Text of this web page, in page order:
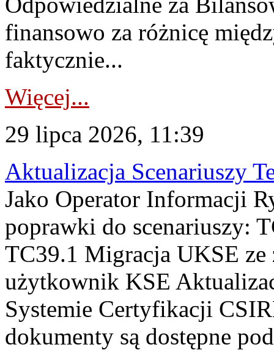
finansowo za różnicę
faktycznie...
Więcej...
29 lipca 2026, 11:39
Aktualizacja Scenariuszy
Jako Operator Informacji
poprawki do scenariuszy:
TC39.1 Migracja UKSE
użytkownik KSE
Systemie Certyfikacji
dokumenty są dostępne